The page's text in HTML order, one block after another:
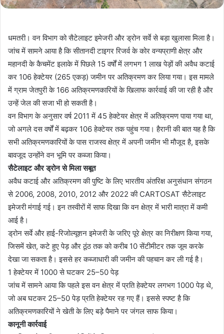
धमतरी। वन विभाग को सैटेलाइट इमेजरी और ड्रोन सर्वे से बड़ा खुलासा मिला है।
जांच में सामने आया है कि सीतानदी टाइगर रिजर्व के कोर वन्यप्राणी क्षेत्र और
महानदी के कैचमेंट इलाके में पिछले 15 वर्षों में लगभग 1 लाख पेड़ों की अवैध कटाई
कर 106 हेक्टेयर (265 एकड़) जमीन पर अतिक्रमण कर लिया गया। इस मामले
में ग्राम जेतपुरी के 166 अतिक्रमणकारियों के खिलाफ कार्रवाई की जा रही है और
उन्हें जेल की सजा भी हो सकती है।
वन विभाग के अनुसार वर्ष 2011 में 45 हेक्टेयर क्षेत्र में अतिक्रमण पाया गया था,
जो अगले दस वर्षों में बढ़कर 106 हेक्टेयर तक पहुंच गया। हैरानी की बात यह है कि
सभी अतिक्रमणकारियों के पास राजस्व क्षेत्र में अपनी जमीन भी मौजूद है, इसके
बावजूद उन्होंने वन भूमि पर कब्जा किया।
सैटेलाइट और ड्रोन से मिला सबूत
अवैध कटाई और अतिक्रमण की पुष्टि के लिए भारतीय अंतरिक्ष अनुसंधान संगठन
से 2006, 2008, 2010, 2012 और 2022 की CARTOSAT सैटेलाइट
इमेजरी मंगाई गई। इन तस्वीरों में साफ दिखा कि वन क्षेत्र में भारी मात्रा में कमी
आई है।
ड्रोन सर्वे और हाई-रिजोल्यूशन इमेजरी के जरिए पूरे क्षेत्र का निरीक्षण किया गया,
जिसमें खेत, कटे हुए पेड़ और ठूंठ तक को करीब 10 सेंटीमीटर तक जूम करके
देखा जा सकता है। इससे हर कब्जाधारी की जमीन की पहचान कर ली गई है।
1 हेक्टेयर में 1000 से घटकर 25–50 पेड़
जांच में सामने आया कि पहले इस वन क्षेत्र में प्रति हेक्टेयर लगभग 1000 पेड़ थे,
जो अब घटकर 25–50 पेड़ प्रति हेक्टेयर रह गए हैं। इससे स्पष्ट है कि
अतिक्रमणकारियों ने खेती के लिए बड़े पैमाने पर जंगल साफ किया।
कानूनी कार्रवाई